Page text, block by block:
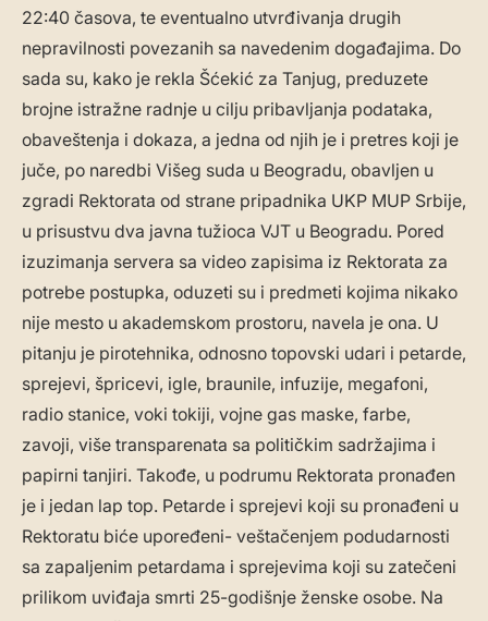
22:40 časova, te eventualno utvrđivanja drugih
nepravilnosti povezanih sa navedenim događajima. Do
sada su, kako je rekla Šćekić za Tanjug, preduzete
brojne istražne radnje u cilju pribavljanja podataka,
obaveštenja i dokaza, a jedna od njih je i pretres koji je
juče, po naredbi Višeg suda u Beogradu, obavljen u
zgradi Rektorata od strane pripadnika UKP MUP Srbije,
u prisustvu dva javna tužioca VJT u Beogradu. Pored
izuzimanja servera sa video zapisima iz Rektorata za
potrebe postupka, oduzeti su i predmeti kojima nikako
nije mesto u akademskom prostoru, navela je ona. U
pitanju je pirotehnika, odnosno topovski udari i petarde,
sprejevi, špricevi, igle, braunile, infuzije, megafoni,
radio stanice, voki tokiji, vojne gas maske, farbe,
zavoji, više transparenata sa političkim sadržajima i
papirni tanjiri. Takođe, u podrumu Rektorata pronađen
je i jedan lap top. Petarde i sprejevi koji su pronađeni u
Rektoratu biće upoređeni- veštačenjem podudarnosti
sa zapaljenim petardama i sprejevima koji su zatečeni
prilikom uviđaja smrti 25-godišnje ženske osobe. Na